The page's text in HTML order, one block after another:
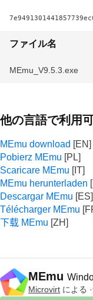
ファイル名
MEmu_V9.5.3.exe
他の言語で利用
MEmu download
Pobierz MEmu
Scaricare MEmu
MEmu herunterladen
Descargar MEmu
Télécharger MEmu
下载 MEmu
MEmu
Microvirt による